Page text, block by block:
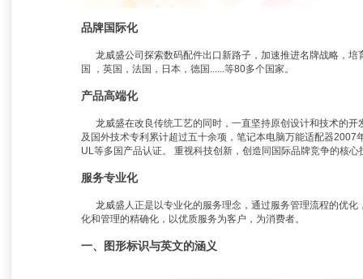
品牌国际化
龙威盛公司探索数码配件出口新路子，加速推进名牌战略，培
国 ，英国，法国，日本，德国......等80多个国家。
产品高端化
龙威盛在改良传统工艺的同时，一直坚持原创设计和技术的开
及国外技术专利累计超过五十余项，笔记本电脑万能适配器
UL等多国产品认证。 重视科技创新，创造同国际品牌竞争的核
服务专业化
龙威盛人正是以专业化的服务理念，通过服务管理流程的优化
化和管理的精确化，以优质服务为客户，为消费者。
一、图形标识与英文的涵义